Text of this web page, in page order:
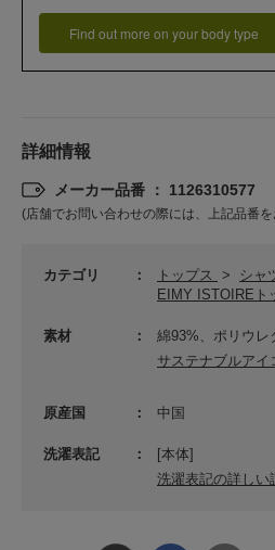
Find out more on your body type
詳細情報
メーカー品番 ： 1126310577
(店舗でお問い合わせの際には、上記品番
カテゴリ トップス >
シャ
EIMY ISTOIREト
素材
綿93%、ポリウレ
サステナブルアイ
原産国 中国
洗濯表記
[本体]
洗濯表記の詳しい